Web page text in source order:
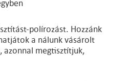
polírozást. Hozzánk
a nálunk vásárolt
azonnal megtisztítjuk,